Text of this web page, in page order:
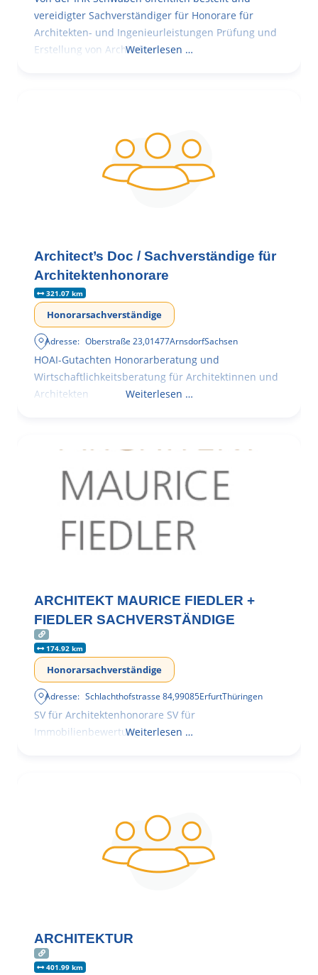
vereidigter Sachverständiger für Honorare für
Architekten- und Ingenieurleistungen Prüfung und
Erstellung von Architekten-
Weiterlesen …
Architect’s Doc / Sachverständige für
Architektenhonorare
321.07 km
Honorarsachverständige
Adresse: Oberstraße 23,01477ArnsdorfSachsen
HOAI-Gutachten Honorarberatung und
Wirtschaftlichkeitsberatung für Architektinnen und
Architekten
Weiterlesen …
ARCHITEKT MAURICE FIEDLER +
FIEDLER SACHVERSTÄNDIGE
174.92 km
Honorarsachverständige
Adresse: Schlachthofstrasse 84,99085ErfurtThüringen
SV für Architektenhonorare SV für
ImmobilienbewertungWeiterlesen …
ARCHITEKTUR
401.99 km